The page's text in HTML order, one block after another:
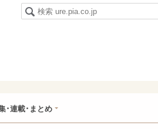
･連載･まとめ